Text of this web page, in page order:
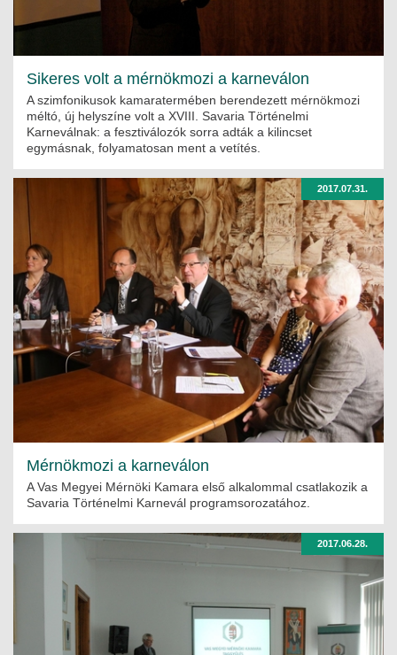
Sikeres volt a mérnökmozi a karneválon
A szimfonikusok kamaratermében berendezett mérnökmozi
méltó, új helyszíne volt a XVIII. Savaria Történelmi
Karneválnak: a fesztiválozók sorra adták a kilincset
egymásnak, folyamatosan ment a vetítés.
2017.07.31.
Mérnökmozi a karneválon
A Vas Megyei Mérnöki Kamara első alkalommal csatlakozik a
Savaria Történelmi Karnevál programsorozatához.
2017.06.28.